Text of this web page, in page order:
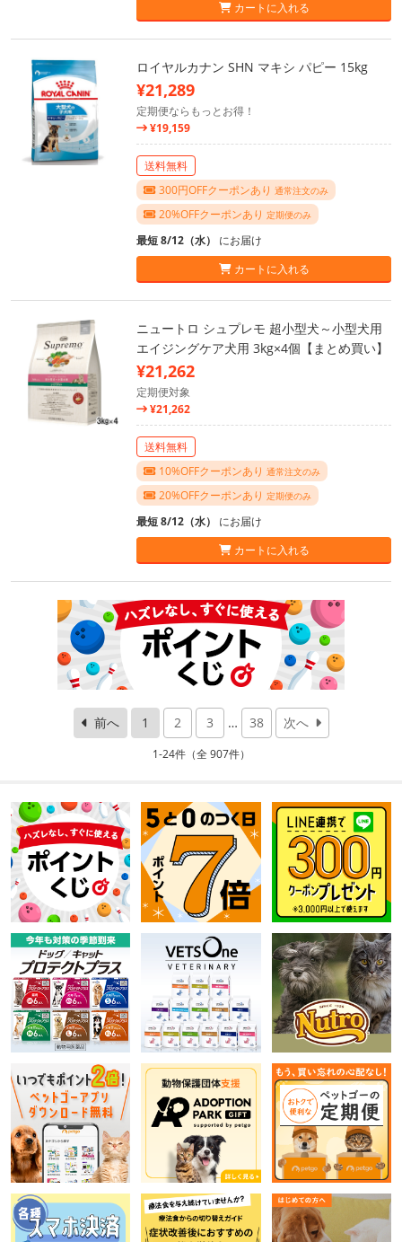
カートに入れる
ロイヤルカナン SHN マキシ パピー 15kg
¥21,289
定期便ならもっとお得！
¥19,159
送料無料
300円OFFクーポンあり 通常注文のみ
20%OFFクーポンあり 定期便のみ
最短 8/12（水） にお届け
カートに入れる
ニュートロ シュプレモ 超小型犬～小型犬用
エイジングケア犬用 3kg×4個【まとめ買い】
¥21,262
定期便対象
¥21,262
送料無料
10%OFFクーポンあり 通常注文のみ
20%OFFクーポンあり 定期便のみ
最短 8/12（水） にお届け
カートに入れる
前へ 1 2 3 … 38 次へ
1-24件（全 907件）